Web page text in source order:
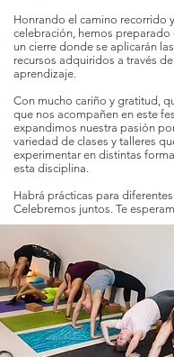
Honrando el camino recorrido
celebración, hemos preparado
un cierre donde se aplicarán
recursos adquiridos a través
aprendizaje.
Con mucho cariño y gratitud,
que nos acompañen en este
expandimos nuestra pasión
variedad de clases y talleres
experimentar en distintas
esta disciplina.
Habrá prácticas para
Celebremos juntos. Te